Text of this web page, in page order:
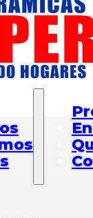
/PARED LISA/